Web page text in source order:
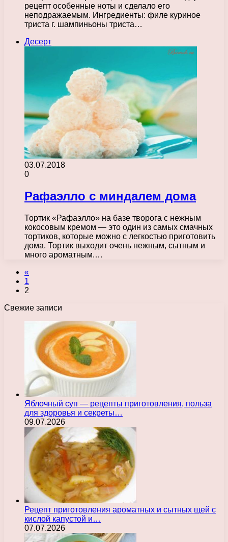
рецепт особенные ноты и сделало его
неподражаемым. Ингредиенты: филе куриное
триста г. шампиньоны триста…
Десерт
03.07.2018
0
Рафаэлло с миндалем дома
Тортик «Рафаэлло» на базе творога с нежным
кокосовым кремом — это один из самых смачных
тортиков, которые можно с легкостью приготовить
дома. Тортик выходит очень нежным, сытным и
много ароматным.…
«
1
2
Свежие записи
Яблочный суп — рецепты приготовления, польза
для здоровья и секреты…
09.07.2026
Рецепт приготовления ароматных и сытных щей с
кислой капустой и…
07.07.2026